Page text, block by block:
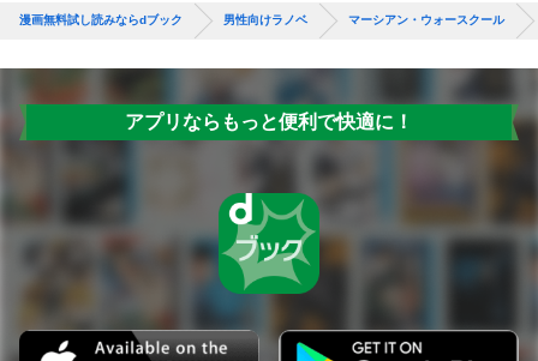
漫画無料試し読みならdブック 男性向けラノベ マーシアン・ウォースクール
アプリならもっと便利で快適に！